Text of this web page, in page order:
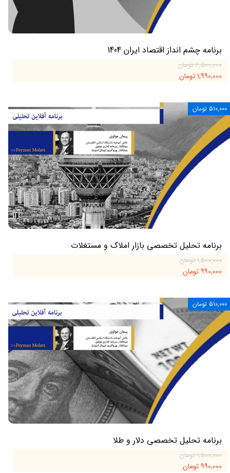
برنامه چشم انداز اقتصاد ایران 1404
۲,۵۰۰,۰۰۰ تومان
۱,۹۹۰,۰۰۰ تومان
برنامه تحلیل تخصصی بازار املاک و مستغلات
۱,۵۰۰,۰۰۰ تومان
۹۹۰,۰۰۰ تومان
۵۱۰,۰۰۰ تومان
برنامه تحلیل تخصصی دلار و طلا
۱,۵۰۰,۰۰۰ تومان
۹۹۰,۰۰۰ تومان
۵۱۰,۰۰۰ تومان